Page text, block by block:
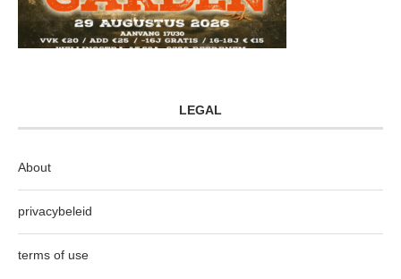
LEGAL
About
privacybeleid
terms of use